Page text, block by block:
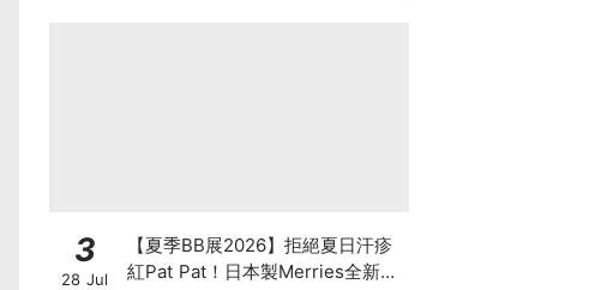
3
28 Jul
【夏季BB展2026】拒絕夏日汗疹
紅Pat Pat！日本製Merries全新超